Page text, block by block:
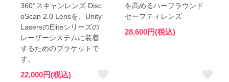
360°スキャンレンズ Disc
oScan 2.0 Lensを、Unity
LasersのEliteシリーズの
レーザーシステムに装着
するためのブラケットで
す。
22,000円(税込)
を高めるハーフラウンド
セーフティレンズ
28,600円(税込)